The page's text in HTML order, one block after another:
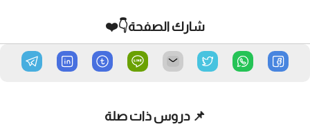
شارك الصفحة👇❤️
📌 دروس ذات صلة